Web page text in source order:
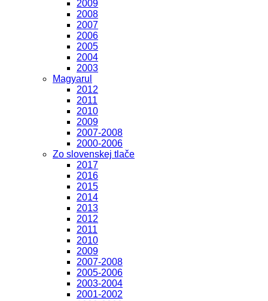
2009
2008
2007
2006
2005
2004
2003
Magyarul
2012
2011
2010
2009
2007-2008
2000-2006
Zo slovenskej tlače
2017
2016
2015
2014
2013
2012
2011
2010
2009
2007-2008
2005-2006
2003-2004
2001-2002